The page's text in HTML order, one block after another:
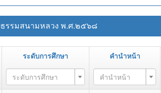
รรมสนามหลวง พ.ศ.๒๕๖๘
ระดับการศึกษา คำนำหน้า
ระดับการศึกษา คำนำหน้า